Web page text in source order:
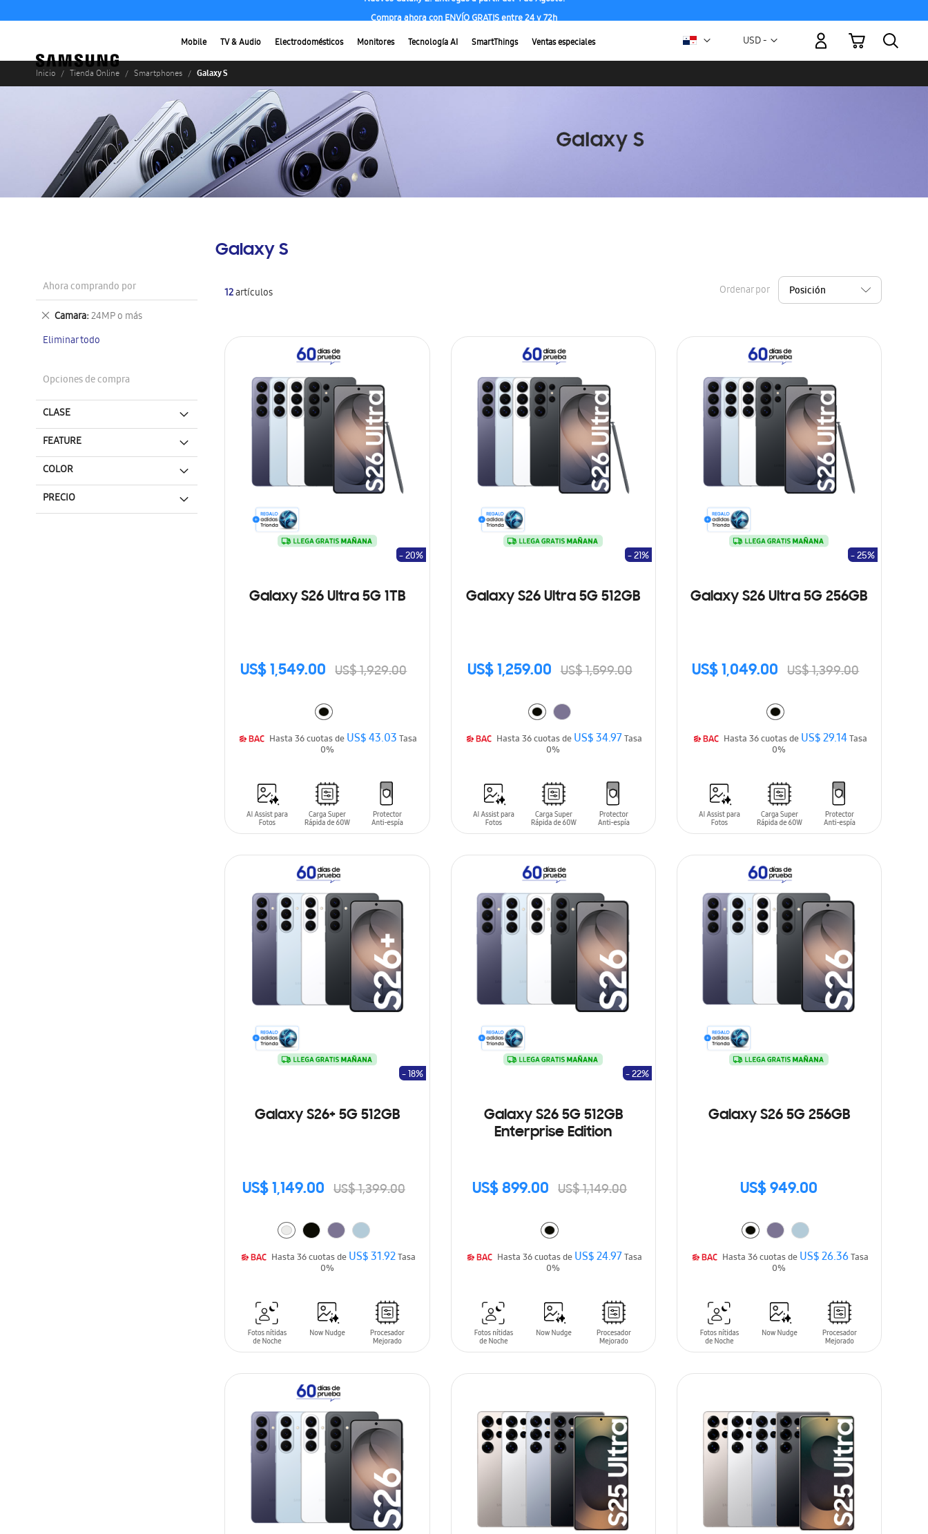
Compra ahora con ENVÍO GRATIS entre 24 y 72h
Mobile TV & Audio Electrodomésticos Monitores Tecnología AI SmartThings Ventas especiales Moneda
USD -
Mi carrito
Inicio Tienda Online Smartphones Galaxy S
Galaxy S
12artículos Ordenar por
Galaxy S26 Ultra 5G 1TB
US$ 1,549.00 US$ 1,929.00
- 20%
Hasta 36 cuotas deUS$ 43.03Tasa
0%
AÑADIR AL CARRITO
Galaxy S26 Ultra 5G 512GB
US$ 1,259.00 US$ 1,599.00
- 21%
Hasta 36 cuotas deUS$ 34.97Tasa
0%
AÑADIR AL CARRITO
Galaxy S26 Ultra 5G 256GB
US$ 1,049.00 US$ 1,399.00
- 25%
Hasta 36 cuotas deUS$ 29.14Tasa
0%
AÑADIR AL CARRITO
Galaxy S26+ 5G 512GB
US$ 1,149.00 US$ 1,399.00
- 18%
Hasta 36 cuotas deUS$ 31.92Tasa
0%
AÑADIR AL CARRITO
Galaxy S26 5G 512GB
Enterprise Edition
US$ 899.00 US$ 1,149.00
- 22%
Hasta 36 cuotas deUS$ 24.97Tasa
0%
Galaxy S26 5G 256GB
US$ 949.00
Hasta 36 cuotas deUS$ 26.36Tasa
0%
Ahora comprando por
Camara 24MP o más
Eliminar
artículo
Eliminar todo
Opciones de compra
CLASE
FEATURE
COLOR
PRECIO